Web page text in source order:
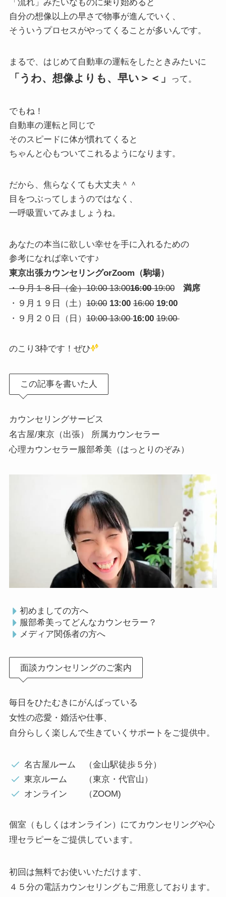
「流れ」みたいなものに乗り始めると
自分の想像以上の早さで物事が進んでいく、
そういうプロセスがやってくることが多いんです。
まるで、はじめて自動車の運転をしたときみたいに
「うわ、想像よりも、早い＞＜」 って。
でもね！
自動車の運転と同じで
そのスピードに体が慣れてくると
ちゃんと心もついてこれるようになります。
だから、焦らなくても大丈夫＾＾
目をつぶってしまうのではなく、
一呼吸置いてみましょうね。
あなたの本当に欲しい幸せを手に入れるための
参考になれば幸いです♪
東京出張カウンセリングorZoom（駒場）
・９月１８日（金）10:00 13:0016:0019:00
満席
・９月１９日（土） 10:00 13:00 16:00 19:00
・９月２０日（日） 10:00 13:0016:00 19:00
のこり3枠です！ぜひ
この記事を書いた人
カウンセリングサービス
名古屋/東京（出張） 所属カウンセラー
心理カウンセラー服部希美（はっとりのぞみ）
初めましての方へ
服部希美ってどんなカウンセラー？
メディア関係者の方へ
面談カウンセリングのご案内
毎日をひたむきにがんばっている
女性の恋愛・婚活や仕事、
自分らしく楽しんで生きていくサポートをご提供中。
名古屋ルーム （金山駅徒歩５分）
東京ルーム （東京・代官山）
オンライン （ZOOM)
個室（もしくはオンライン）にてカウンセリングや心
理セラピーをご提供しています。
初回は無料でお使いいただけます、
４５分の電話カウンセリングもご用意しております。